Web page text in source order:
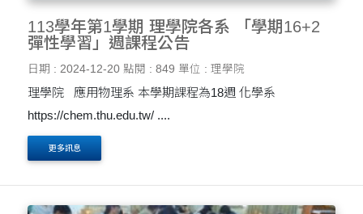
113學年第1學期 理學院各系 「學期16+2
彈性學習」週課程公告
日期 : 2024-12-20 點閱 : 849 單位 : 理學院
理學院 應用物理系 本學期課程為18週 化學系
https://chem.thu.edu.tw/ ....
更多訊息